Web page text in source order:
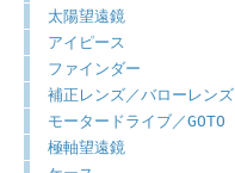
太陽望遠鏡
アイピース
ファインダー
補正レンズ／バローレンズ
モータードライブ／GOTO
極軸望遠鏡